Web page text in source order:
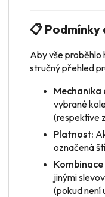
📋 Podmínky
Aby vše proběhlo
stručný přehled
Mechanika
vybrané
(respektive
Platnost:
označená
Kombinace
jinými
(pokud není